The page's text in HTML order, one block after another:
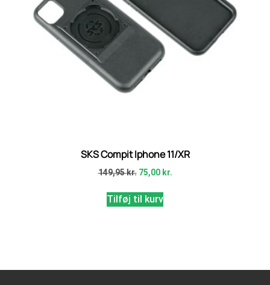
SKS Compit Iphone 11/XR
149,95kr. 75,00 kr.
Tilføj til kurv